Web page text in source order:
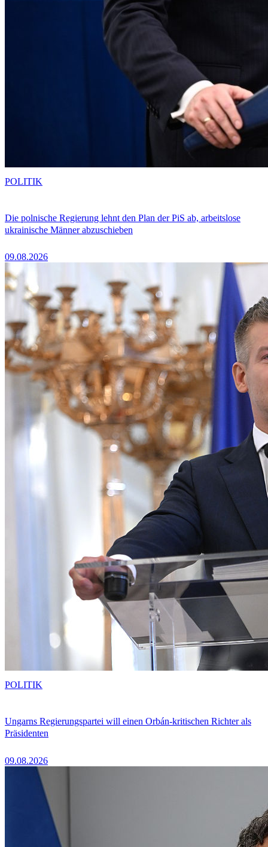
Die polnische Regierung lehnt den Plan der PiS ab, arbeitslose
ukrainische Männer abzuschieben
09.08.2026
POLITIK
Ungarns Regierungspartei will einen Orbán-kritischen Richter als
Präsidenten
09.08.2026
POLITIK